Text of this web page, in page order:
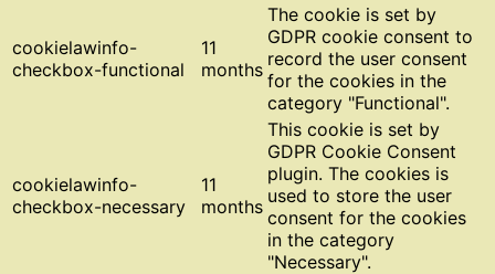
cookielawinfo-
checkbox-functional
11
months
The cookie is set by
GDPR cookie consent to
record the user consent
for the cookies in the
category "Functional".
cookielawinfo-
checkbox-necessary
11
months
This cookie is set by
GDPR Cookie Consent
plugin. The cookies is
used to store the user
consent for the cookies
in the category
"Necessary".